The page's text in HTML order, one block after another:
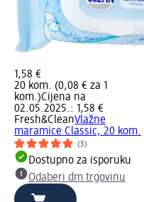
1,58 €
20 kom. (0,08 € za 1
kom.)Cijena na
02.05.2025.: 1,58 €
Fresh&CleanVlažne
maramice Classic, 20 kom.
(3)
Dostupno za isporuku
Odaberi dm trgovinu